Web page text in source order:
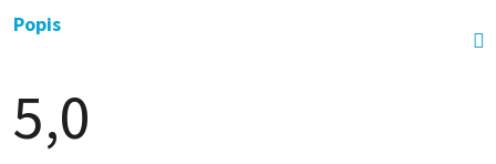
Popis
5,0